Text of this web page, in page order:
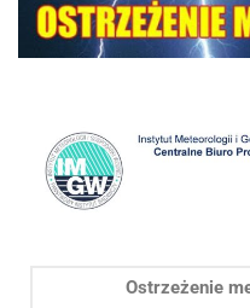
Ostrzeżenie